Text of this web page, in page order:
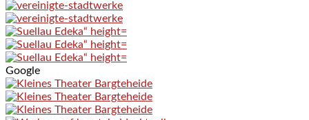
Google